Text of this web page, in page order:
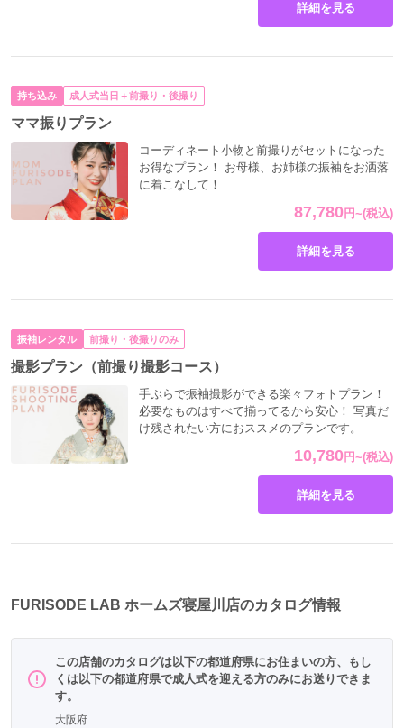
詳細を見る
持ち込み 成人式当日＋前撮り・後撮り
ママ振りプラン
87,780 円~(税込)
コーディネート小物と前撮りがセットになった
お得なプラン！ お母様、お姉様の振袖をお洒落
に着こなして！
詳細を見る
振袖レンタル 前撮り・後撮りのみ
撮影プラン（前撮り撮影コース）
10,780 円~(税込)
手ぶらで振袖撮影ができる楽々フォトプラン！
必要なものはすべて揃ってるから安心！ 写真だ
け残されたい方におススメのプランです。
詳細を見る
FURISODE LAB ホームズ寝屋川店のカタログ情報
この店舗のカタログは以下の都道府県にお住まいの方、もし
くは以下の都道府県で成人式を迎える方のみにお送りできま
す。
大阪府